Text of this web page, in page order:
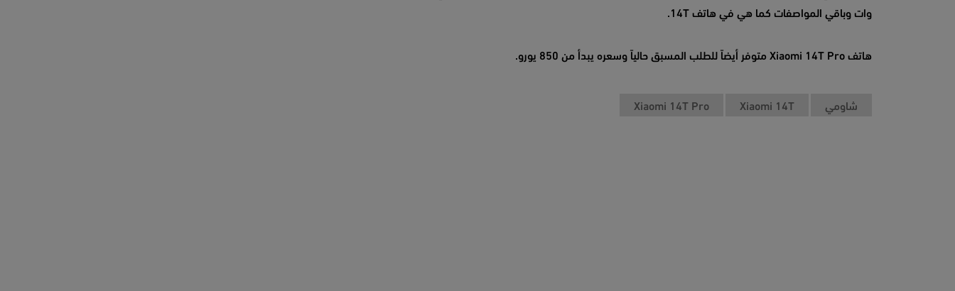
وات وباقي المواصفات كما هي في هاتف 14T.
هاتف Xiaomi 14T Pro متوفر أيضاً للطلب المسبق حالياً وسعره يبدأ من 850 يورو.
شاومي Xiaomi 14T
Xiaomi 14T Pro